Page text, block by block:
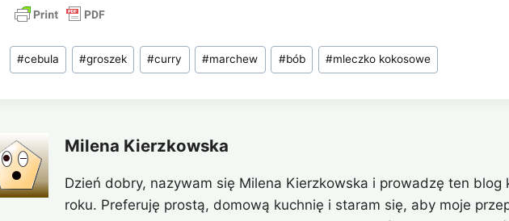
Tagi
wpisu:
#cebula #groszek #curry #marchew #bób #mleczko kokosowe
Milena Kierzkowska
Dzień dobry, nazywam się Milena Kierzkowska i prowadzę ten blog
roku. Preferuję prostą, domową kuchnię i staram się, aby moje